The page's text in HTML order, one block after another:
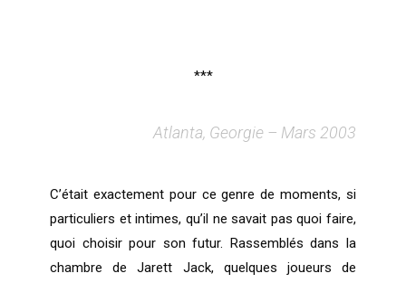
***
Atlanta, Georgie – Mars 2003
C’était exactement pour ce genre de moments, si
particuliers et intimes, qu’il ne savait pas quoi faire,
quoi choisir pour son futur. Rassemblés dans la
chambre de Jarett Jack, quelques joueurs de